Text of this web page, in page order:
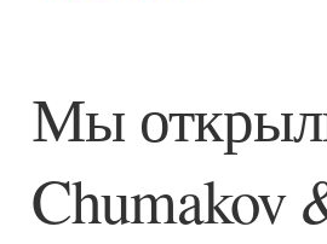
Мы
Chumakov